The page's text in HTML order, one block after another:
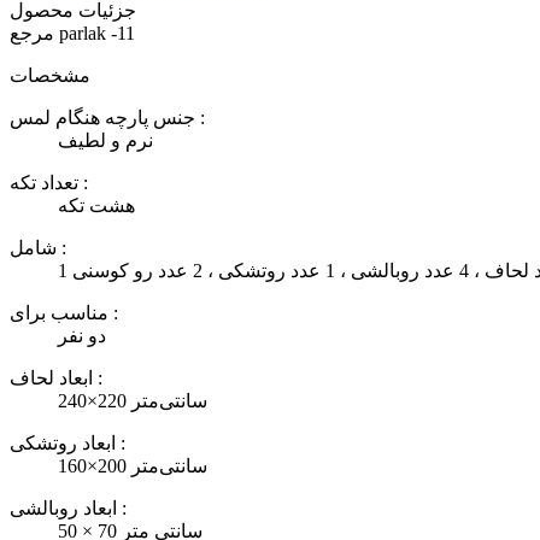
جزئیات محصول
parlak -11
مشخصات
جنس پارچه هنگام لمس :
نرم و لطیف
تعداد تکه :
هشت تکه
شامل :
روبالشی ، 1 عدد روتشکی ، 2 عدد رو کوسنی
مناسب برای :
دو نفر
ابعاد لحاف :
240×220 سانتی‌متر
ابعاد روتشکی :
160×200 سانتی‌متر
ابعاد روبالشی :
50 × 70 سانتی متر